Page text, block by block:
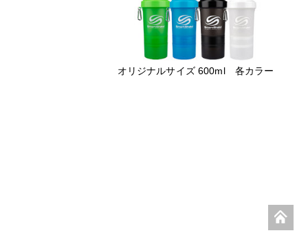
オリジナルサイズ 600ml 各カラー